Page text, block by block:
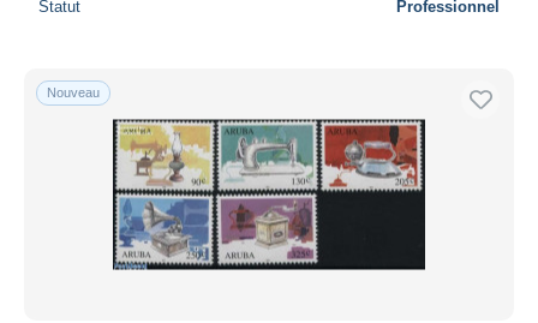
Statut Professionnel
Nouveau